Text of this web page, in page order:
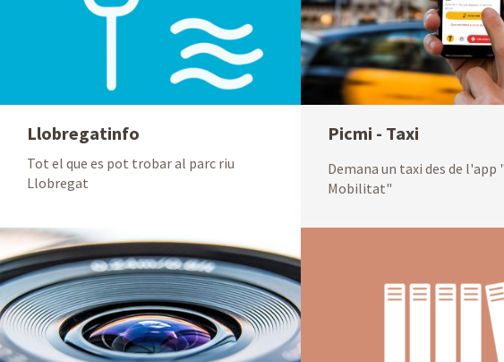
Llobregatinfo
Tot el que es pot trobar al parc riu
Llobregat
Picmi - Taxi
Demana un taxi des de l'app
Mobilitat"